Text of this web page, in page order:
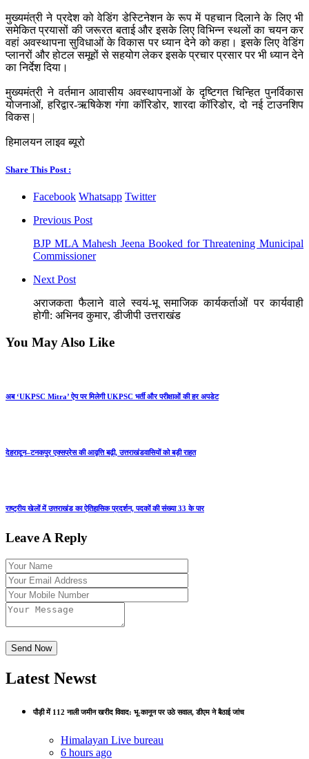
मुख्यमंत्री ने प्रदेश को वेडिंग डेस्टिनेशन के रूप में पहचान दिलाने के लिए भी
समेकित प्रयासों की जरूरत बताई और इसके लिए विभिन्न स्थलों का चयन कर
वहां अवस्थापना सुविधाओं के विकास पर ध्यान देने को कहा। इसके लिए वेडिंग
प्लानरों और होटल समूहों से सहयोग लेकर इसके प्रचार प्रसार पर भी ध्यान देने
का निर्देश दिया।
मुख्यमंत्री ने वर्तमान आवासीय अवस्थापनाओं के दृष्टिगत चिन्हित पुनर्विकास
योजनाओं, हरिद्वार-ऋषिकेश गंगा कॉरिडोर, शारदा कॉरिडोर, दो नई टाउनशिप
विकस |
हिमालयन लाइव ब्यूरो
Share This Post :
Facebook Whatsapp Twitter
Previous Post
BJP MLA Mahesh Jeena Booked for Threatening Municipal
Commissioner
Next Post
अराजकता फैलाने वाले स्वयं-भू समाजिक कार्यकर्ताओं पर कार्यवाही
होगी: अभिनव कुमार, डीजीपी उत्तराखंड
You May Also Like
अब ‘UKPSC Mitra’ ऐप पर मिलेगी UKPSC भर्ती और परीक्षाओं की हर अपडेट
देहरादून–टनकपुर एक्सप्रेस की आवृत्ति बढ़ी, उत्तराखंडवासियों को बड़ी राहत
राष्ट्रीय खेलों में उत्तराखंड का ऐतिहासिक प्रदर्शन, पदकों की संख्या 33 के पार
Leave A Reply
Latest Newst
पौड़ी में 112 नाली जमीन खरीद विवाद: भू-कानून पर उठे सवाल, डीएम ने बैठाई जांच
Himalayan Live bureau
6 hours ago